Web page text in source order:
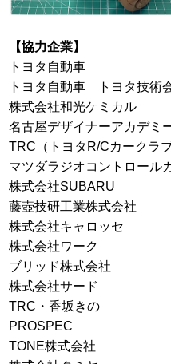
【協力企業】
トヨタ自動車
トヨタ自動車 トヨタ技術
株式会社和光ケミカル
名古屋デザイナーアカデミ
TRC（トヨタR/Cカークラブ
マツダラジオコントロール
株式会社SUBARU
藤壺技研工業株式会社
株式会社キャロッセ
株式会社ワーク
ブリッド株式会社
株式会社サード
TRC・香坂きの
PROSPEC
TONE株式会社